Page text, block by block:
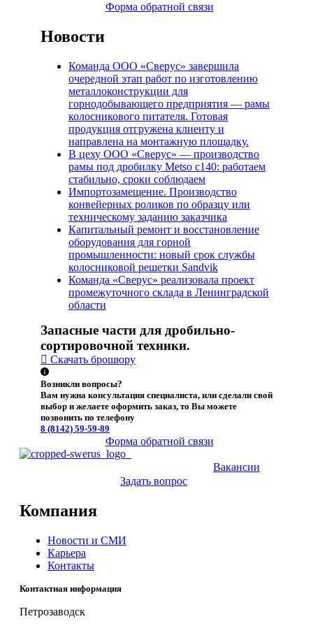
Форма обратной связи
Новости
Команда ООО «Сверус» завершила
очередной этап работ по изготовлению
металлоконструкции для
горнодобывающего предприятия — рамы
колосникового питателя. Готовая
продукция отгружена клиенту и
направлена на монтажную площадку.
В цеху ООО «Сверус» — производство
рамы под дробилку Metso c140: работаем
стабильно, сроки соблюдаем
Импортозамещение. Производство
конвейерных роликов по образцу или
техническому заданию заказчика
Капитальный ремонт и восстановление
оборудования для горной
промышленности: новый срок службы
колосниковой решетки Sandvik
Команда «Сверус» реализовала проект
промежуточного склада в Ленинградской
области
Запасные части для дробильно-
сортировочной техники.
Скачать брошюру
Возникли вопросы?
Вам нужна консультация специалиста, или сделали свой
выбор и желаете оформить заказ, то Вы можете
позвонить по телефону
8 (8142) 59-59-89
Форма обратной связи
Вакансии
Задать вопрос
Компания
Новости и СМИ
Карьера
Контакты
Контактная информация
Петрозаводск